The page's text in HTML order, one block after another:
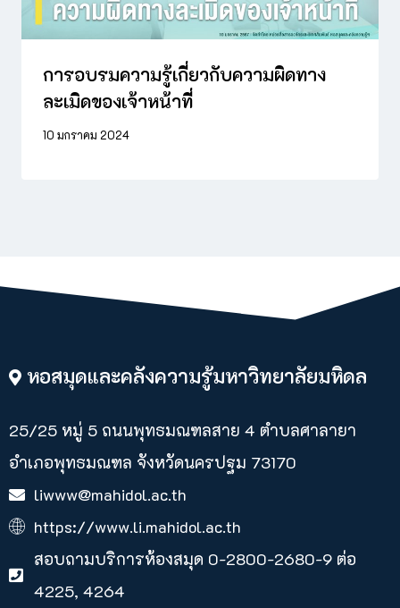
การอบรมความรู้เกี่ยวกับความผิดทาง
ละเมิดของเจ้าหน้าที่
10 มกราคม 2024
หอสมุดและคลังความรู้มหาวิทยาลัยมหิดล
25/25 หมู่ 5 ถนนพุทธมณฑลสาย 4 ตำบลศาลายา​
อำเภอพุทธมณฑล จังหวัดนครปฐม 73170
liwww@mahidol.ac.th
https://www.li.mahidol.ac.th
สอบถามบริการห้องสมุด 0-2800-2680-9 ต่อ
4225, 4264